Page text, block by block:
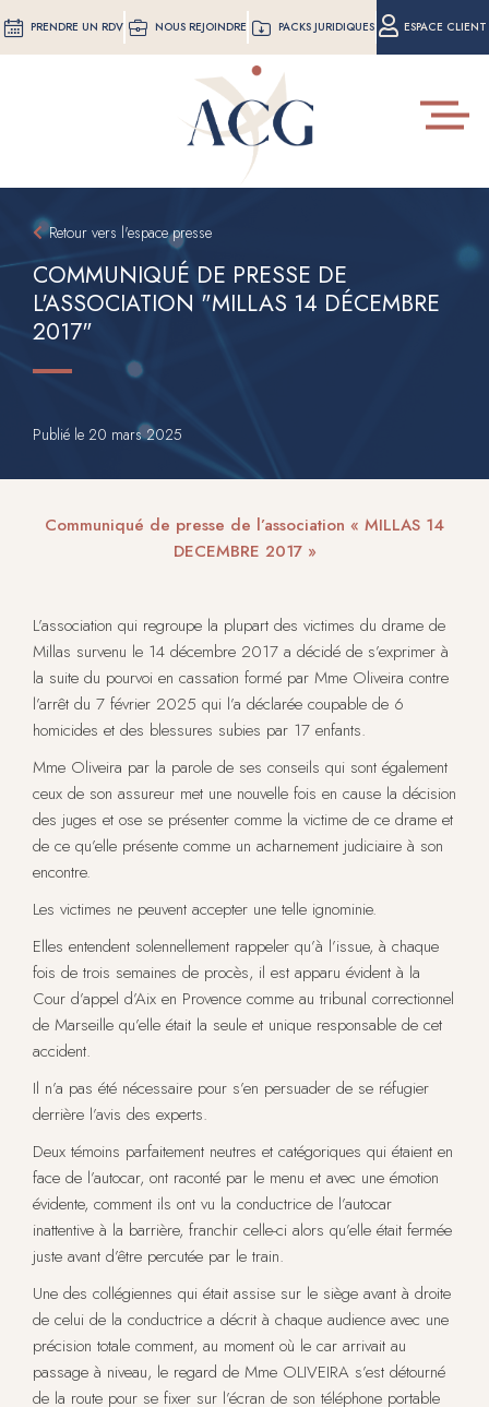
Aller
au
PRENDRE UN RDV NOUS REJOINDRE PACKS JURIDIQUES ESPACE CLIENT
Toggle
Retour vers l'espace presse
COMMUNIQUÉ DE PRESSE DE
L'ASSOCIATION "MILLAS 14 DÉCEMBRE
2017"
Publié le 20 mars 2025
Communiqué de presse de l’association « MILLAS 14
DECEMBRE 2017 »
L’association qui regroupe la plupart des victimes du drame de
Millas survenu le 14 décembre 2017 a décidé de s’exprimer à
la suite du pourvoi en cassation formé par Mme Oliveira contre
l’arrêt du 7 février 2025 qui l’a déclarée coupable de 6
homicides et des blessures subies par 17 enfants.
Mme Oliveira par la parole de ses conseils qui sont également
ceux de son assureur met une nouvelle fois en cause la décision
des juges et ose se présenter comme la victime de ce drame et
de ce qu’elle présente comme un acharnement judiciaire à son
encontre.
Les victimes ne peuvent accepter une telle ignominie.
Elles entendent solennellement rappeler qu’à l’issue, à chaque
fois de trois semaines de procès, il est apparu évident à la
Cour d’appel d’Aix en Provence comme au tribunal correctionnel
de Marseille qu’elle était la seule et unique responsable de cet
accident.
Il n’a pas été nécessaire pour s’en persuader de se réfugier
derrière l’avis des experts.
Deux témoins parfaitement neutres et catégoriques qui étaient en
face de l’autocar, ont raconté par le menu et avec une émotion
évidente, comment ils ont vu la conductrice de l’autocar
inattentive à la barrière, franchir celle-ci alors qu’elle était fermée
juste avant d’être percutée par le train.
Une des collégiennes qui était assise sur le siège avant à droite
de celui de la conductrice a décrit à chaque audience avec une
précision totale comment, au moment où le car arrivait au
passage à niveau, le regard de Mme OLIVEIRA s’est détourné
de la route pour se fixer sur l’écran de son téléphone portable